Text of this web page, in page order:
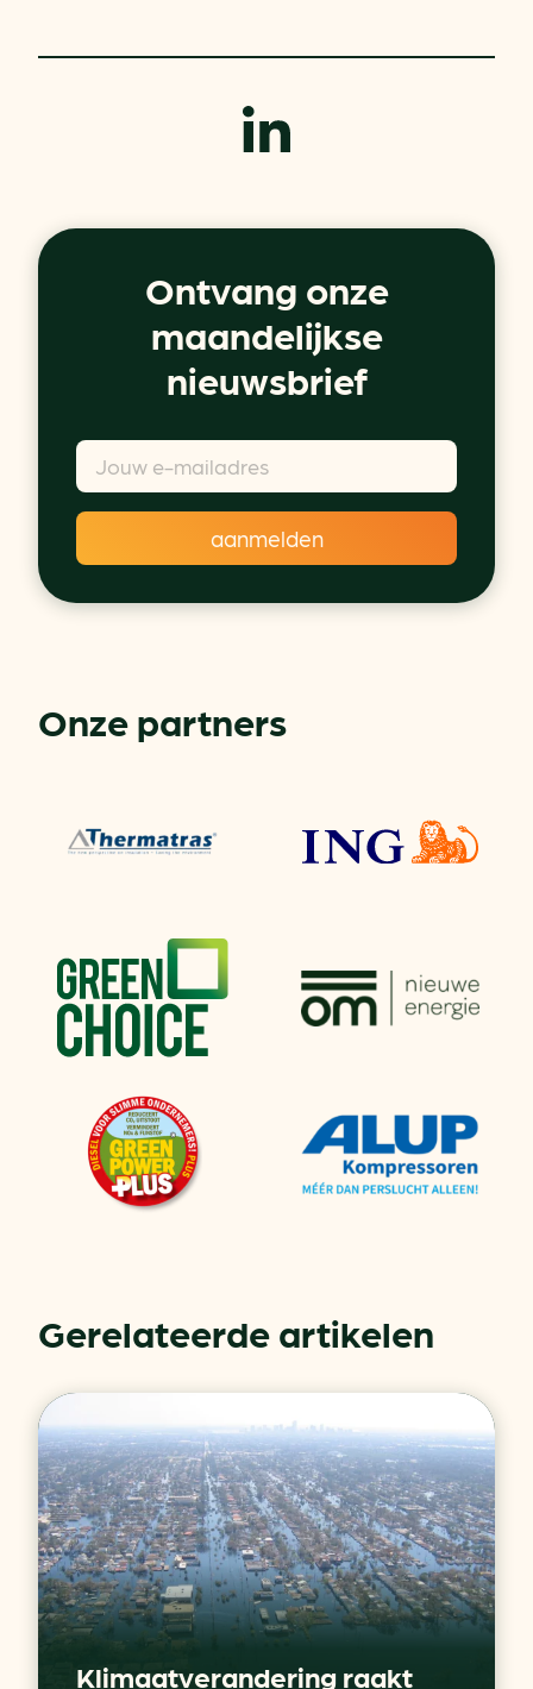
Ontvang onze
maandelijkse
nieuwsbrief
Onze partners
Gerelateerde artikelen
Klimaatverandering raakt